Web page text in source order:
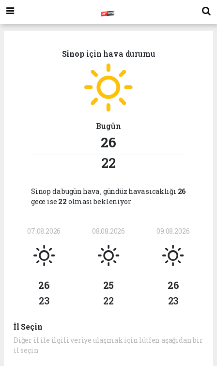
Sinop için hava durumu
Bugün
26
22
Sinop da bugün hava, gündüz hava sıcaklığı 26
gece ise 22 olması bekleniyor.
07.08.2026
26
23
08.08.2026
25
22
09.08.2026
26
23
İl Seçin
Diğer il ile ilgili veriye ulaşmak için lütfen aşağıdan bir
il seçin